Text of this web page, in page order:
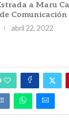
a Maru
Comunicación
abril 22, 2022